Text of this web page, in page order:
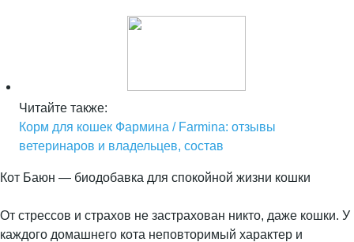
Читайте также:
Корм для кошек Фармина / Farmina: отзывы
ветеринаров и владельцев, состав
Кот Баюн — биодобавка для спокойной жизни кошки
От стрессов и страхов не застрахован никто, даже кошки. У
каждого домашнего кота неповторимый характер и